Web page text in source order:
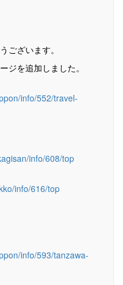
ございます。
ジを追加しました。
info/552/travel-
info/608/top
info/616/top
info/593/tanzawa-